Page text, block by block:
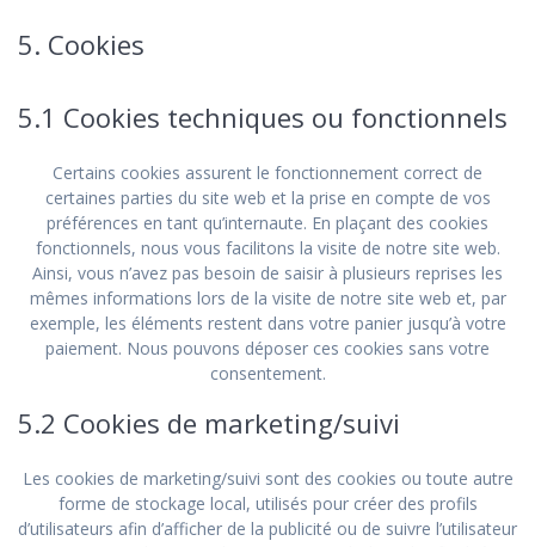
5. Cookies
5.1 Cookies techniques ou fonctionnels
Certains cookies assurent le fonctionnement correct de
certaines parties du site web et la prise en compte de vos
préférences en tant qu’internaute. En plaçant des cookies
fonctionnels, nous vous facilitons la visite de notre site web.
Ainsi, vous n’avez pas besoin de saisir à plusieurs reprises les
mêmes informations lors de la visite de notre site web et, par
exemple, les éléments restent dans votre panier jusqu’à votre
paiement. Nous pouvons déposer ces cookies sans votre
consentement.
5.2 Cookies de marketing/suivi
Les cookies de marketing/suivi sont des cookies ou toute autre
forme de stockage local, utilisés pour créer des profils
d’utilisateurs afin d’afficher de la publicité ou de suivre l’utilisateur